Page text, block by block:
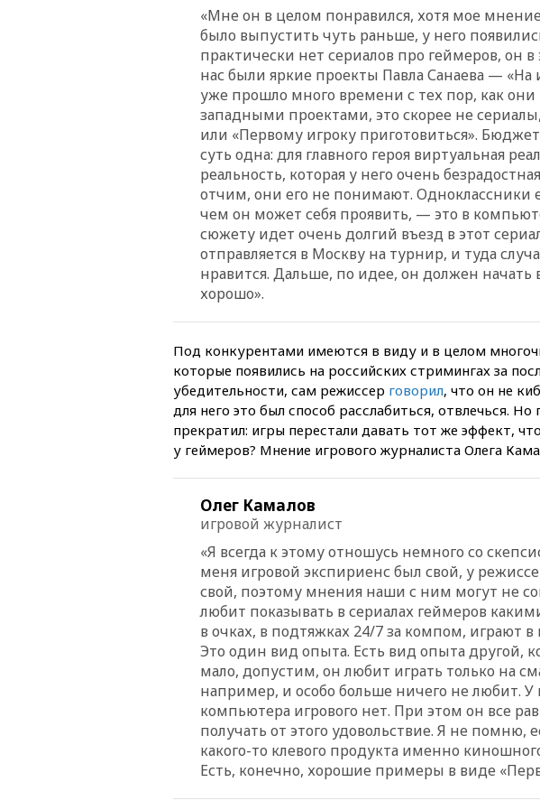
«Мне он в целом понравился, хотя мое
было выпустить чуть раньше, у него
практически нет сериалов про геймеров, он
нас были яркие проекты Павла Санаева — «На
уже прошло много времени с тех пор, как
западными проектами, это скорее не
или «Первому игроку приготовиться».
суть одна: для главного героя виртуальная
реальность, которая у него очень
отчим, они его не понимают. Одноклассники
чем он может себя проявить, — это в
сюжету идет очень долгий въезд в этот
отправляется в Москву на турнир, и туда
нравится. Дальше, по идее, он должен
хорошо».
Под конкурентами имеются в виду и в целом
которые появились на российских стримингах за
убедительности, сам режиссер говорил, что он не
для него это был способ расслабиться, отвлечься.
прекратил: игры перестали давать тот же эффект,
у геймеров? Мнение игрового журналиста Олега
Олег Камалов
игровой журналист
«Я всегда к этому отношусь немного со
меня игровой экспириенс был свой, у
свой, поэтому мнения наши с ним могут не
любит показывать в сериалах геймеров
в очках, в подтяжках 24/7 за компом, играют в
Это один вид опыта. Есть вид опыта другой,
мало, допустим, он любит играть только на
например, и особо больше ничего не любит.
компьютера игрового нет. При этом он все
получать от этого удовольствие. Я не помню,
какого-то клевого продукта именно
Есть, конечно, хорошие примеры в виде